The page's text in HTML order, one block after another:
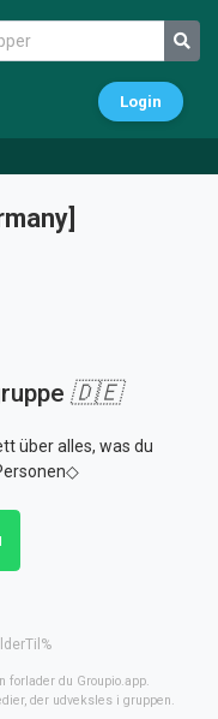
Login
🇩🇪
über alles, was du
forlader du Groupio.app.
der udveksles i gruppen.